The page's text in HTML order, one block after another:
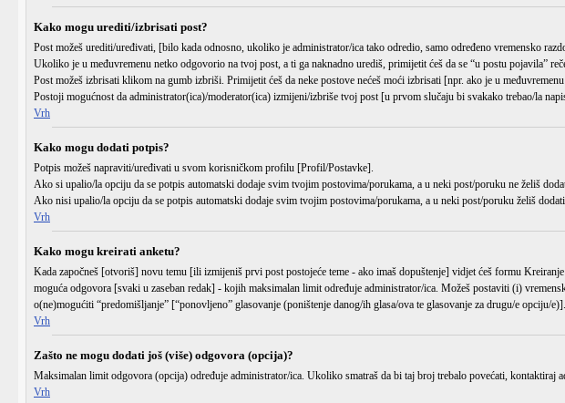
Kako mogu urediti/izbrisati post?
Post možeš urediti/uređivati, [bilo kada odnosno, ukoliko je administrator/ica tako odredio, samo određeno vremensko
Ukoliko je u međuvremenu netko odgovorio na tvoj post, a ti ga naknadno urediš, primijetit ćeš da se “u postu pojavila”
Post možeš izbrisati klikom na gumb izbriši. Primijetit ćeš da neke postove nećeš moći izbrisati [npr. ako je u
Postoji mogućnost da administrator(ica)/moderator(ica) izmijeni/izbriše tvoj post [u prvom slučaju bi svakako trebao/la
Vrh
Kako mogu dodati potpis?
Potpis možeš napraviti/uređivati u svom korisničkom profilu [Profil/Postavke].
Ako si upalio/la opciju da se potpis automatski dodaje svim tvojim postovima/porukama, a u neki post/poruku ne želiš
Ako nisi upalio/la opciju da se potpis automatski dodaje svim tvojim postovima/porukama, a u neki post/poruku želiš
Vrh
Kako mogu kreirati anketu?
Kada započneš [otvoriš] novu temu [ili izmijeniš prvi post postojeće teme - ako imaš dopuštenje] vidjet ćeš formu Kreiranje
moguća odgovora [svaki u zaseban redak] - kojih maksimalan limit određuje administrator/ica. Možeš postaviti (i)
o(ne)mogućiti “predomišljanje” [“ponovljeno” glasovanje (poništenje danog/ih glasa/ova te glasovanje za drugu/e opciju/e)].
Vrh
Zašto ne mogu dodati još (više) odgovora (opcija)?
Maksimalan limit odgovora (opcija) određuje administrator/ica. Ukoliko smatraš da bi taj broj trebalo povećati, kontaktiraj
Vrh